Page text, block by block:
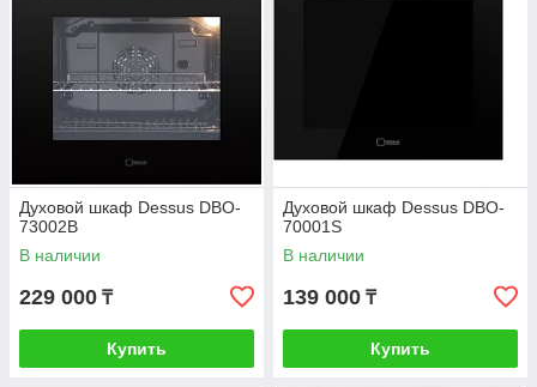
Духовой шкаф Dessus DBO-
73002B
В наличии
229 000 ₸
Купить
Духовой шкаф Dessus DBO-
70001S
В наличии
139 000 ₸
Купить